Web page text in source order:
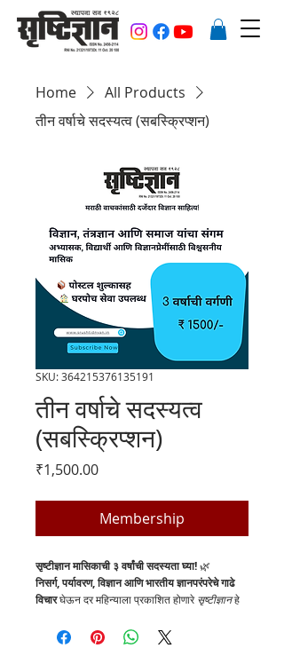
Home
All Products
तीन वर्षाचे सदस्यत्व (सबस्क्रिप्शन)
SKU: 364215376135191
तीन वर्षाचे सदस्यत्व
(सबस्क्रिप्शन)
₹1,500.00Price
Membership
सृष्टीज्ञान मासिकाची ३ वर्षांची सदस्यता घ्या! 🌿
निसर्ग, पर्यावरण, विज्ञान आणि भारतीय ज्ञानपरंपरेचे गाढे
विचार घेऊन दर महिन्याला प्रकाशित होणारे सृष्टीज्ञान हे
आपण सृष्टीप्रेमी, शिक्षक, विद्यार्थी किंवा पर्यावरणविषयक
कार्यकर्ते असाल, तरीही हे मासिक तुमच्यासाठी अत्यंत